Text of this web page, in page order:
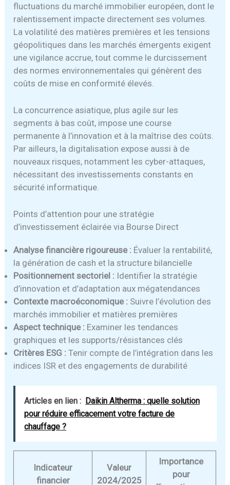
fluctuations du marché immobilier européen, dont le
ralentissement impacte directement ses volumes.
La volatilité des matières premières et les tensions
géopolitiques dans les marchés émergents exigent
une vigilance accrue, tout comme le durcissement
des normes environnementales qui génèrent des
coûts de mise en conformité élevés.
La concurrence asiatique, plus agile sur les
segments à bas coût, impose une course
permanente à l’innovation et à la maîtrise des coûts.
Par ailleurs, la digitalisation expose aussi à de
nouveaux risques, notamment les cyber-attaques,
nécessitant des investissements constants en
sécurité informatique.
Points d’attention pour une stratégie
d’investissement éclairée via Bourse Direct
Analyse financière rigoureuse : Évaluer la rentabilité,
la génération de cash et la structure bilancielle
Positionnement sectoriel : Identifier la stratégie
d’innovation et d’adaptation aux mégatendances
Contexte macroéconomique : Suivre l’évolution des
marchés immobilier et matières premières
Aspect technique : Examiner les tendances
graphiques et les supports/résistances clés
Critères ESG : Tenir compte de l’intégration dans les
indices ISR et des engagements de durabilité
Articles en lien : Daikin Altherma : quelle solution
pour réduire efficacement votre facture de
chauffage ?
Indicateur
financier
Valeur
2024/2025
Importance
pour